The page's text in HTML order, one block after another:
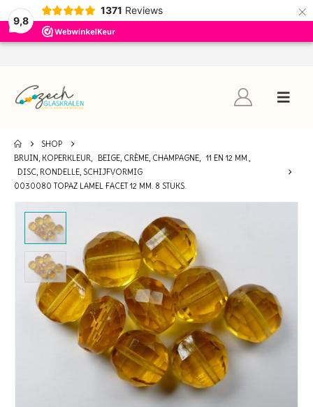
9,8
1371 Reviews ×
SHOP
BRUIN, KOPERKLEUR, BEIGE, CRÈME, CHAMPAGNE, 11 EN 12 MM.,
DISC, RONDELLE, SCHIJFVORMIG
0030080 TOPAZ LAMEL FACET 12 MM. 8 STUKS.